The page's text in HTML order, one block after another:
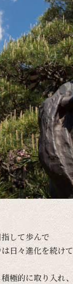
指して歩んで
日々進化を続けて
積極的に取り入れ、